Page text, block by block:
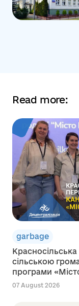
Read more:
garbage
сільською
програми
07 August 2026